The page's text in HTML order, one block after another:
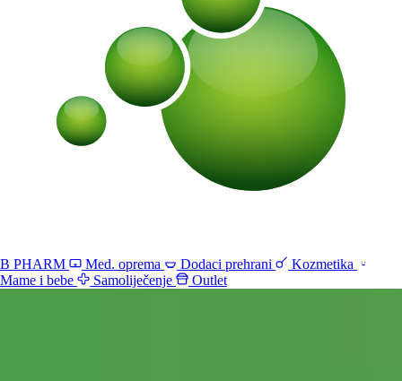
B PHARM Med. oprema Dodaci prehrani
Kozmetika
Mame i bebe
Samoliječenje Outlet